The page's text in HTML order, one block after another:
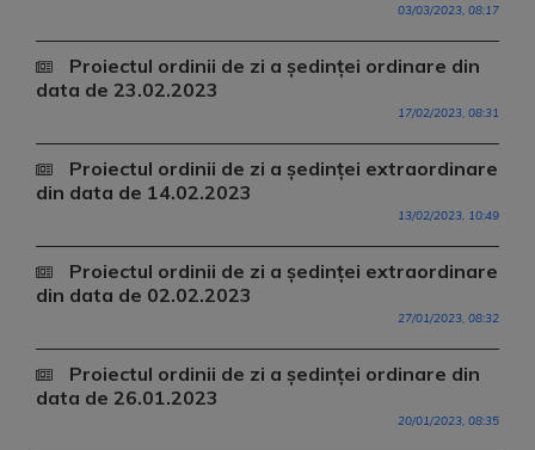
03/03/2023, 08:17
Proiectul ordinii de zi a ședinței ordinare din
data de 23.02.2023
17/02/2023, 08:31
Proiectul ordinii de zi a ședinței extraordinare
din data de 14.02.2023
13/02/2023, 10:49
Proiectul ordinii de zi a ședinței extraordinare
din data de 02.02.2023
27/01/2023, 08:32
Proiectul ordinii de zi a ședinței ordinare din
data de 26.01.2023
20/01/2023, 08:35